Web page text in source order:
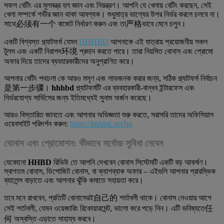
সফল বেটিং এর মূলমন্ত্র হল জ্ঞান এবং নিয়ন্ত্রণ। আপনি যে খেলায় বেটিং করছেন, সেই
খেলা সম্পর্কে গভীর জ্ঞান থাকা আবশ্যক। শুধুমাত্র ভাগ্যের উপর নির্ভর করলে চলবে না।
সাথে必须有一个 বাজেট নির্ধারণ করুন এবং তা严格ভাবে মেনে চলুন।
একটি বিশ্বস্ত প্ল্যাটফর্ম যেমন HHHBD আপনাকে এই যাত্রায় প্রয়োজনীয় সকল
টুলস এবং একটি নিরাপদ环境 প্রদান করতে পারে। তারা নিয়মিত বোনাস এবং প্রোমো
অফার দিয়ে তাদের ব্যবহারকারীদের অনুপ্রাণিত করে।
আপনার বেটিং পথচলা কে আরও মসৃণ এবং লাভজনক করার জন্য, সঠিক প্ল্যাটফর্ম নির্বাচন
是第一步骤। hhhbd প্ল্যাটফর্মটি এর ব্যবহারকারী-বান্ধব ইন্টারফেস এবং
নির্ভরযোগ্য সার্ভিসের জন্য ইতিমধ্যেই সুনাম অর্জন করেছে।
আরও বিস্তারিত জানতে এবং আপনার অভিজ্ঞতা শুরু করতে, সরাসরি তাদের অফিসিয়াল
ওয়েবসাইট পরিদর্শন করুন: https://hhhbd.net/bn
বোনাস এবং প্রোমোশন: কীভাবে সর্বোচ্চ সুবিধা নেবেন
যেকোনো HHBD রিভিউ তে আপনি দেখবেন বোনাস সিস্টেমটি একটি বড় আকর্ষণ।
স্বাগতম বোনাস, ডিপোজিট বোনাস, বা ক্যাশব্যাক অফার – এইগুলি আপনার প্রারম্ভিক
ব্যালেন্স বাড়াতে এবং আপনার ঝুঁকি কমাতে সহায়তা করে।
তবে মনে রাখবেন, প্রতিটি বোনাসেরই自己的 শর্তাবলী থাকে। বোনাস নেওয়ার আগে
সেই শর্তাবলী, যেমন ওয়েজারিং রিকোয়ারমেন্ট, ভালো করে পড়ে নিন। এটি ভবিষ্যতে任
何 অস্বস্তি এড়াতে সাহায্য করবে।